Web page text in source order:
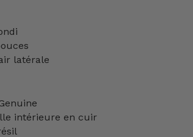
latérale
intérieure en cuir